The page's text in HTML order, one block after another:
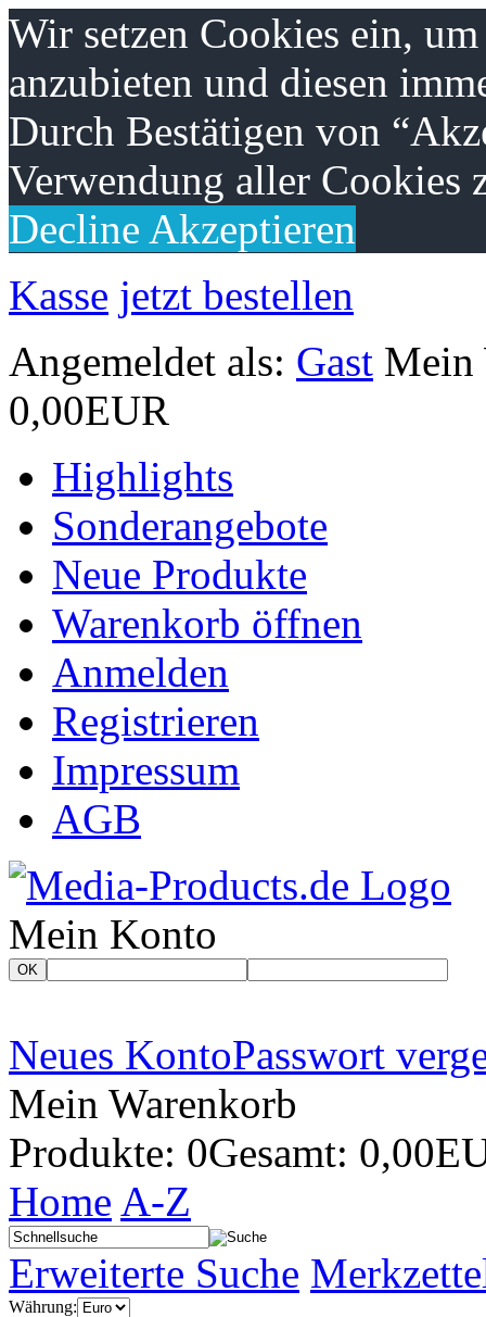
Wir setzen Cookies ein,
anzubieten und diesen
Durch Bestätigen von
Verwendung aller Cookies
Decline Akzeptieren
Kasse jetzt bestellen
Angemeldet als: Gast Mein
0,00EUR
Highlights
Sonderangebote
Neue Produkte
Warenkorb öffnen
Anmelden
Registrieren
Impressum
AGB
Mein Konto
OK
Neues KontoPasswort
Mein Warenkorb
Produkte: 0Gesamt:
Home A-Z
Erweiterte Suche
Währung: